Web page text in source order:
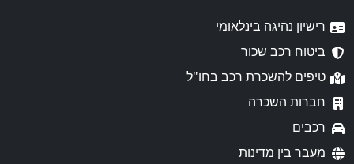
רישיון נהיגה בינלאומי
ביטוח רכב שכור
טיפים להשכרת רכב בחו"ל
חברות השכרה
רכבים
מעבר בין מדינות